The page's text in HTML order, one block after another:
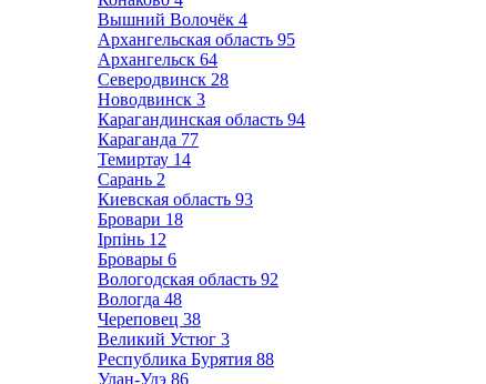
Вышний Волочёк 4
Архангельская область 95
Архангельск 64
Северодвинск 28
Новодвинск 3
Карагандинская область 94
Караганда 77
Темиртау 14
Сарань 2
Киевская область 93
Бровари 18
Ірпінь 12
Бровары 6
Вологодская область 92
Вологда 48
Череповец 38
Великий Устюг 3
Республика Бурятия 88
Улан-Удэ 86